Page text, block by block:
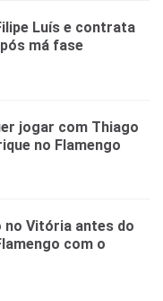
Luís e contrata
má fase
jogar com Thiago
no Flamengo
no Vitória antes do
com o